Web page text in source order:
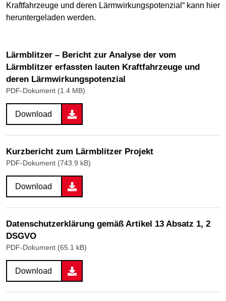
Kraftfahrzeuge und deren Lärmwirkungspotenzial“ kann hier
heruntergeladen werden.
Lärmblitzer – Bericht zur Analyse der vom
Lärmblitzer erfassten lauten Kraftfahrzeuge und
deren Lärmwirkungspotenzial
PDF-Dokument (1.4 MB)
Download
Kurzbericht zum Lärmblitzer Projekt
PDF-Dokument (743.9 kB)
Download
Datenschutzerklärung gemäß Artikel 13 Absatz 1, 2
DSGVO
PDF-Dokument (65.1 kB)
Download